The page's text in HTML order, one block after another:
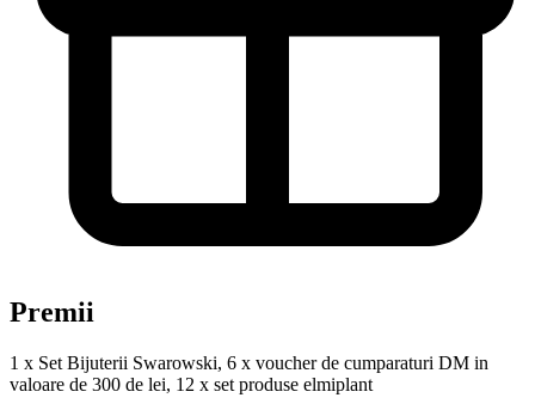
Premii
1 x Set Bijuterii Swarowski, 6 x voucher de cumparaturi DM in
valoare de 300 de lei, 12 x set produse elmiplant